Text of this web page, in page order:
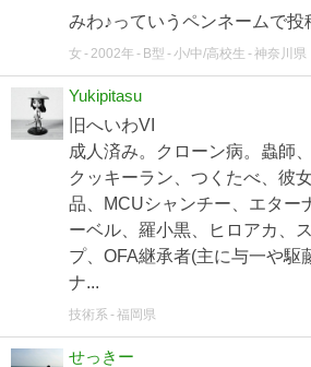
みわ♪っていうペンネームで投
女 2002年 B型 小/中/高校生 神奈川県
Yukipitasu
旧へいわVI
成人済み。クローン病。蟲師
クッキーラン、つくたべ、彼
品、MCUシャンチー、エター
ーベル、羅小黒、ヒロアカ、
プ、OFA継承者(主に与一や駆
ナ...
技術系 福岡県
せっきー